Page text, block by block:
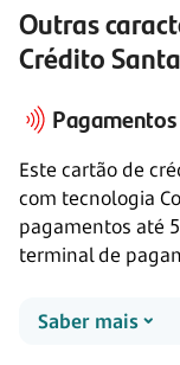
Outras
Crédito
Este cartão de
com tecnologia
pagamentos até
terminal de
Saber mais